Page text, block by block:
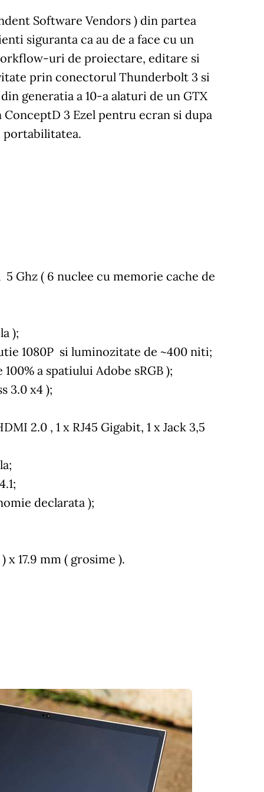
Software Vendors ) din partea
siguranta ca au de a face cu un
uri de proiectare, editare si
prin conectorul Thunderbolt 3 si
generatia a 10-a alaturi de un GTX
ConceptD 3 Ezel pentru ecran si dupa
portabilitatea.
Ghz ( 6 nuclee cu memorie cache de
);
1080P si luminozitate de ~400 niti;
a spatiului Adobe sRGB );
3.0 x4 );
2.0 , 1 x RJ45 Gigabit, 1 x Jack 3,5
declarata );
17.9 mm ( grosime ).